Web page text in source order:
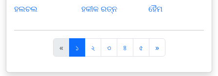
ହଲଚଲ
ହକୀକ ରତ୍ନ
ହୈମ
«पि
छ
ला
১ ২ ৩ ৪ ৫ »अ
ग
ला